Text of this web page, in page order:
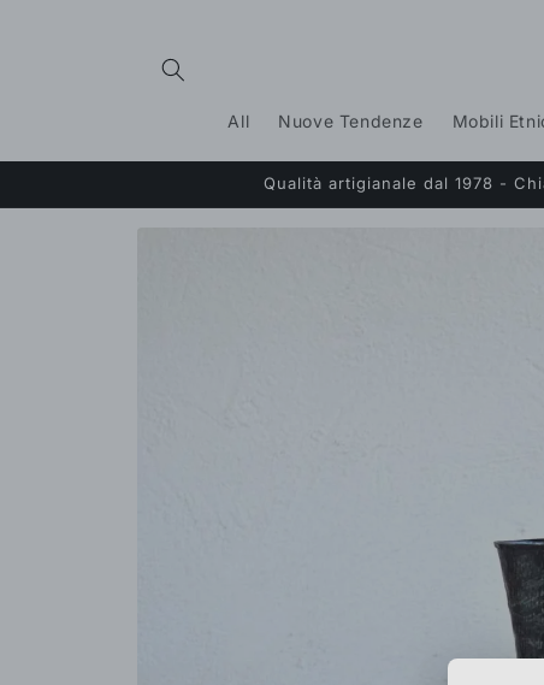
All Nuove Tendenze Mobili
Qualità artigianale dal 1978 -